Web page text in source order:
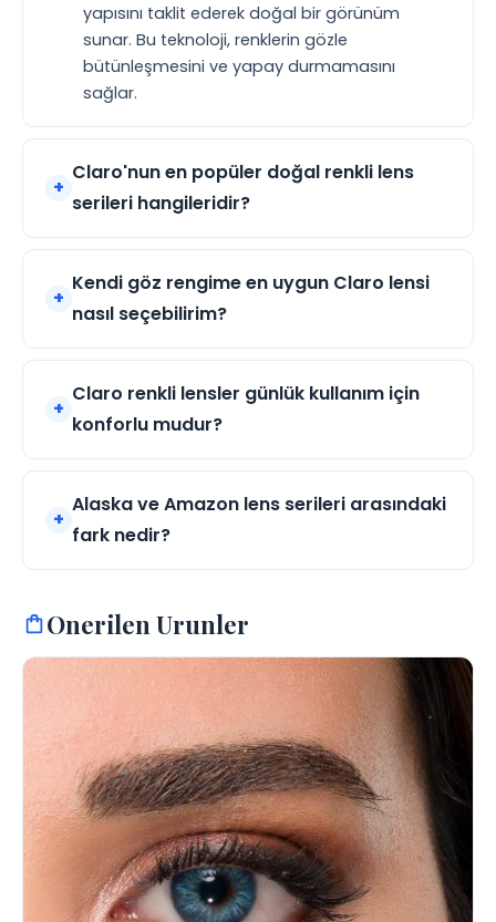
yapısını taklit ederek doğal bir görünüm
sunar. Bu teknoloji, renklerin gözle
bütünleşmesini ve yapay durmamasını
sağlar.
Claro'nun en popüler doğal renkli lens
serileri hangileridir?
Kendi göz rengime en uygun Claro lensi
nasıl seçebilirim?
Claro renkli lensler günlük kullanım için
konforlu mudur?
Alaska ve Amazon lens serileri arasındaki
fark nedir?
Onerilen Urunler